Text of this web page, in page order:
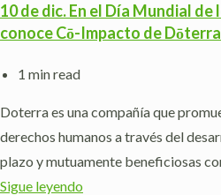
10 de dic. En el Día Mundial
conoce Cō-Impacto de Dōterra
1 min read
Doterra es una compañía que
derechos humanos a través del
plazo y mutuamente beneficiosas
Sigue leyendo